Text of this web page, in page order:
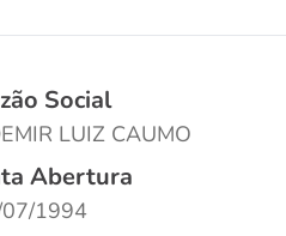
Social
LUIZ CAUMO
Abertura
1994